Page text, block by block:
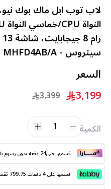
سيتروس - MHFD4AB/A
السعر
3,199
3,399
الكمية 1
قسمها حتى24 دفعه بدون رسوم تأخير. متوافقة مع الشريعة الإسلامية
قسمها على 4 دفعات 799.75 تقسيط بدون فوائد. متوافق مع الشريعة